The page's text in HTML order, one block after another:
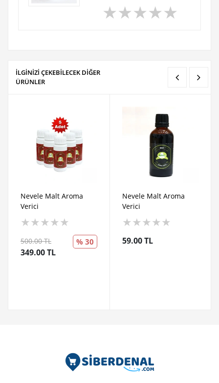
★★★★★
İLGİNİZİ ÇEKEBİLECEK DİĞER
ÜRÜNLER
Nevele Malt Aroma
Verici
★★★★★
500.00 TL
349.00 TL
% 30
Nevele Malt Aroma
Verici
★★★★★
59.00 TL